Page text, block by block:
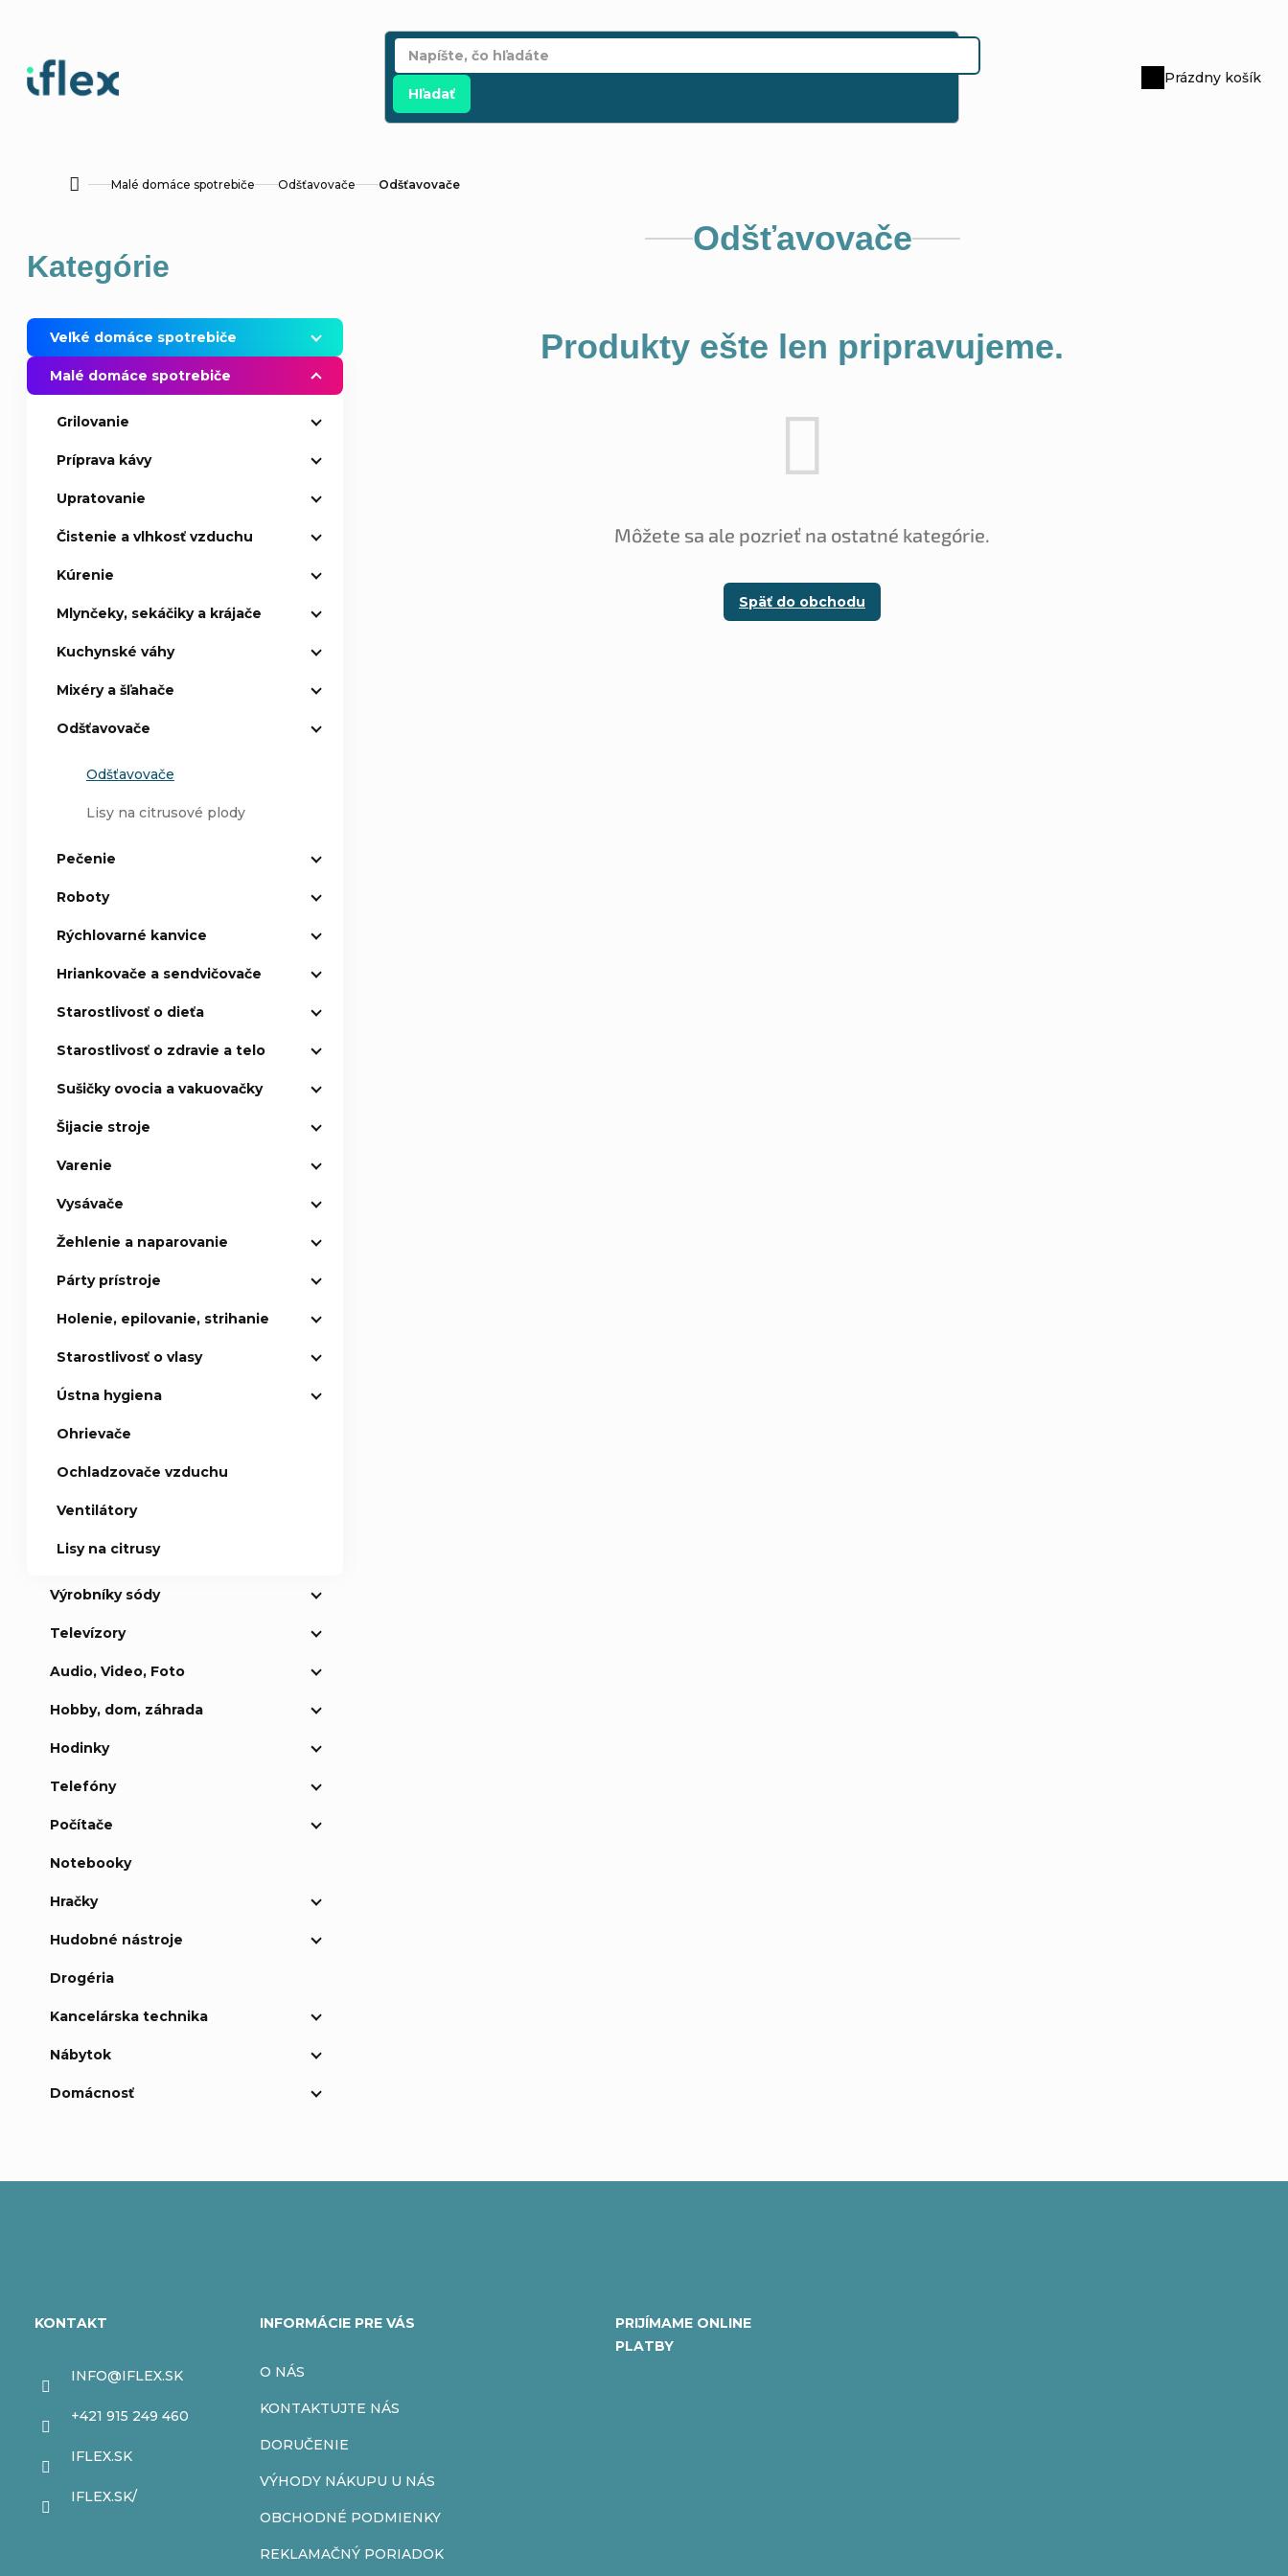
Hľadať
Nákupný
Prázdny košík
DomovMalé domáce spotrebiče Odšťavovače Odšťavovače
o
č
n
Preskočiť
kategórie
Kategórie
Veľké domáce spotrebiče
Malé domáce spotrebiče
Grilovanie
Príprava kávy
Upratovanie
Čistenie a vlhkosť vzduchu
Kúrenie
Mlynčeky, sekáčiky a krájače
Kuchynské váhy
Mixéry a šľahače
Odšťavovače
Odšťavovače
Lisy na citrusové plody
Pečenie
Roboty
Rýchlovarné kanvice
Hriankovače a sendvičovače
Starostlivosť o dieťa
Starostlivosť o zdravie a telo
Sušičky ovocia a vakuovačky
Šijacie stroje
Varenie
Vysávače
Žehlenie a naparovanie
Párty prístroje
Holenie, epilovanie, strihanie
Starostlivosť o vlasy
Ústna hygiena
Ohrievače
Ochladzovače vzduchu
Ventilátory
Lisy na citrusy
Výrobníky sódy
Televízory
Audio, Video, Foto
Hobby, dom, záhrada
Hodinky
Telefóny
Počítače
Notebooky
Hračky
Hudobné nástroje
Drogéria
Kancelárska technika
Nábytok
Domácnosť
Odšťavovače
Produkty ešte len pripravujeme.
Môžete sa ale pozrieť na ostatné kategórie.
Späť do obchodu
KONTAKT
INFO@IFLEX.SK
+421 915 249 460
IFLEX.SK
IFLEX.SK/
INFORMÁCIE PRE VÁS
O NÁS
KONTAKTUJTE NÁS
DORUČENIE
VÝHODY NÁKUPU U NÁS
OBCHODNÉ PODMIENKY
REKLAMAČNÝ PORIADOK
PRIJÍMAME ONLINE
PLATBY